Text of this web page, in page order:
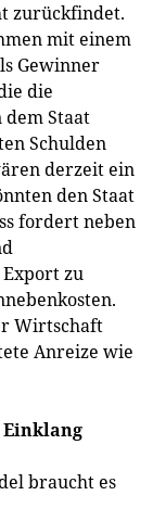
zurückfindet.
mit einem
Gewinner
die
Staat
Schulden
derzeit ein
den Staat
fordert neben
zu
Wirtschaft
Anreize wie
Einklang
braucht es